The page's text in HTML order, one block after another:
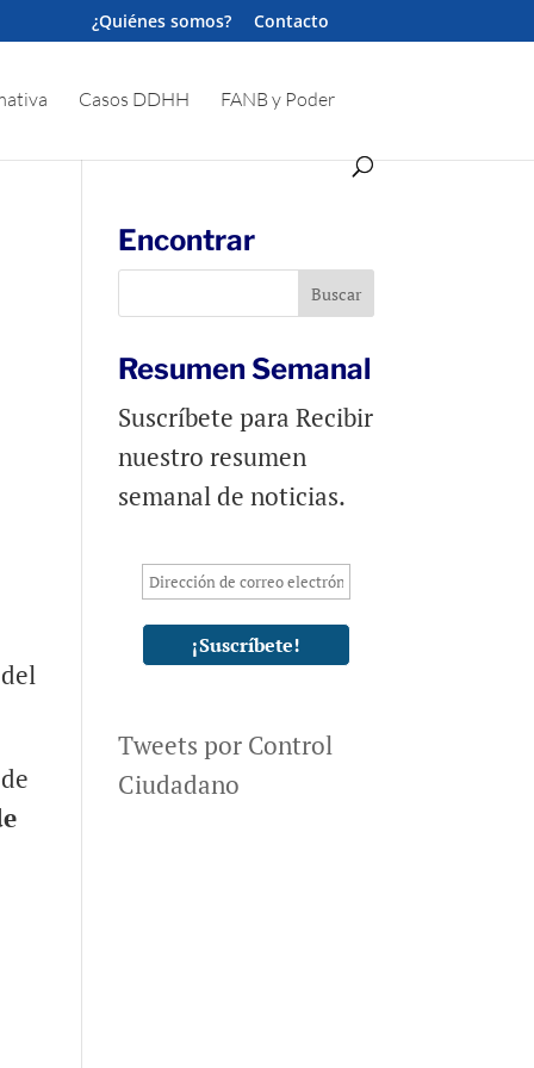
¿Quiénes somos? Contacto
Casos DDHH FANB y Poder
Encontrar
Resumen Semanal
Suscríbete para Recibir
nuestro resumen
semanal de noticias.
Tweets por Control
Ciudadano